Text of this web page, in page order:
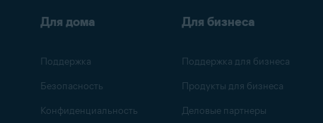
Для дома
Поддержка
Безопасность
Конфиденциальность
Для бизнеса
Поддержка для бизнеса
Продукты для бизнеса
Деловые партнеры